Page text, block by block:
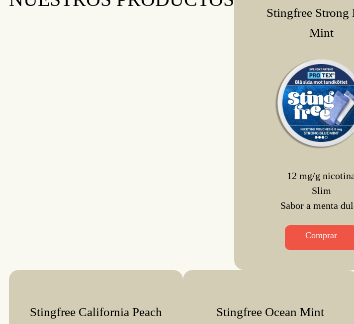
Stingfree Strong
Mint
12 mg/g
Slim
Sabor a menta
Comprar
Stingfree California Peach
Stingfree Ocean Mint